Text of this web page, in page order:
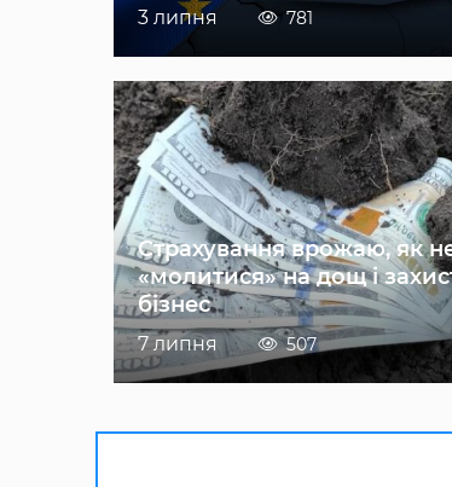
3 липня 781
Страхування врожаю, як
«молитися» на дощ і
бізнес
7 липня 507